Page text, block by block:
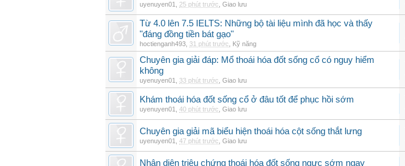
uyenuyen01 25 phút trước Giao lưu
Từ 4.0 lên 7.5 IELTS: Những bộ tài liệu mình đã học và thấy
"đáng đồng tiền bát gạo"
hoctienganh493 31 phút trước Kỹ năng
Chuyên gia giải đáp: Mổ thoái hóa đốt sống cổ có nguy hiểm
không
uyenuyen01 33 phút trước Giao lưu
Khám thoái hóa đốt sống cổ ở đâu tốt để phục hồi sớm
uyenuyen01 40 phút trước Giao lưu
Chuyên gia giải mã biểu hiện thoái hóa cột sống thắt lưng
uyenuyen01 47 phút trước Giao lưu
Nhận diện triệu chứng thoái hóa đốt sống ngực sớm ngay